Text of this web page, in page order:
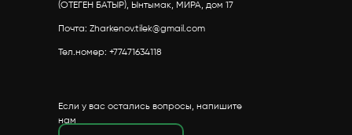
(ОТЕГЕН БАТЫР), Ынтымак, МИРА, дом 17
Почта: Zharkenov.tilek@gmail.com
Тел.номер: +77471634118
Если у вас остались вопросы, напишите
нам